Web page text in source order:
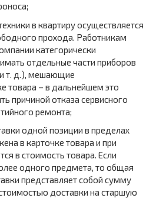
в квартиру осуществляется
прохода. Работникам
категорически
отдельные части приборов
т. д.), мешающие
товара – в дальнейшем это
причиной отказа сервисного
ремонта;
одной позиции в пределах
в карточке товара и при
в стоимость товара. Если
одного предмета, то общая
представляет собой сумму
доставки на старшую